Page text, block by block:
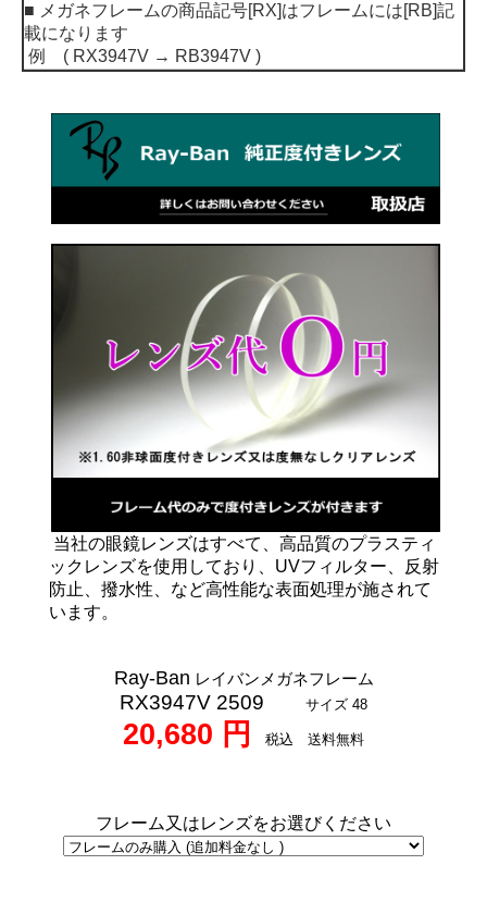
■ メガネフレームの商品記号[RX]はフレームには[RB]記
載になります
例 ( RX3947V → RB3947V )
当社の眼鏡レンズはすべて、高品質のプラスティ
ックレンズを使用しており、UVフィルター、反射
防止、撥水性、など高性能な表面処理が施されて
います。
Ray-Ban レイバンメガネフレーム
RX3947V 2509 サイズ 48
20,680 円 税込 送料無料
フレーム又はレンズをお選びください